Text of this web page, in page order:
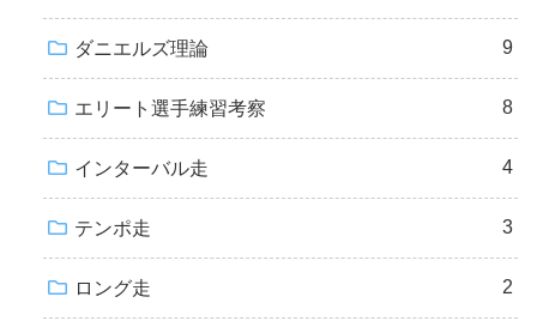
ダニエルズ理論 9
エリート選手練習考察 8
インターバル走 4
テンポ走 3
ロング走 2